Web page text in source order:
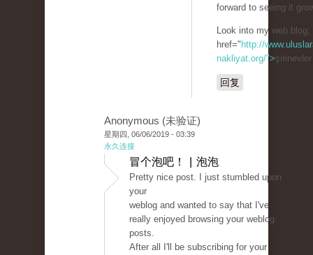
forward to seeing it
Look into my web blog;
href=" http://
nakliyat.org/">
回复
Anonymous (未验证)
星期四, 06/06/2019 - 03:39
永久连接
冒个泡吧！ | 泡泡
Pretty nice post. I just stumbled upon
your
weblog and wanted to say that I've
really enjoyed browsing your weblog
posts.
After all I'll be subscribing for your